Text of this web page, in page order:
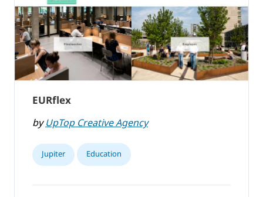
EURflex
byUpTop Creative Agency
Jupiter Education